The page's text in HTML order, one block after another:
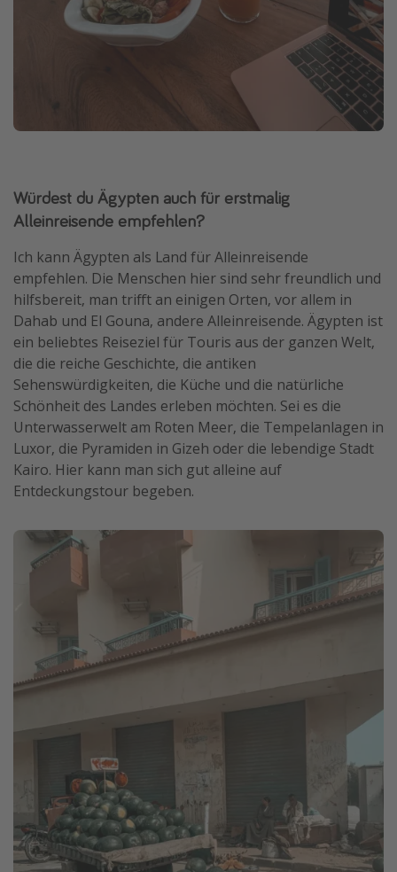
Würdest du Ägypten auch für erstmalig
Alleinreisende empfehlen?
Ich kann Ägypten als Land für Alleinreisende
empfehlen. Die Menschen hier sind sehr freundlich und
hilfsbereit, man trifft an einigen Orten, vor allem in
Dahab und El Gouna, andere Alleinreisende. Ägypten ist
ein beliebtes Reiseziel für Touris aus der ganzen Welt,
die die reiche Geschichte, die antiken
Sehenswürdigkeiten, die Küche und die natürliche
Schönheit des Landes erleben möchten. Sei es die
Unterwasserwelt am Roten Meer, die Tempelanlagen in
Luxor, die Pyramiden in Gizeh oder die lebendige Stadt
Kairo. Hier kann man sich gut alleine auf
Entdeckungstour begeben.